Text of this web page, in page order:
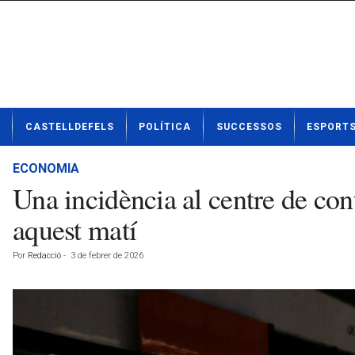
t
CASTELLDEFELS POLÍTICA SUCCESSOS ESPORTS
ECONOMIA
Una incidència al centre de
aquest matí
Por Redacció - 3 de febrer de 2026